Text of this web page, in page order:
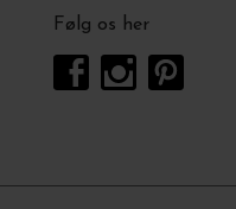
Følg os her